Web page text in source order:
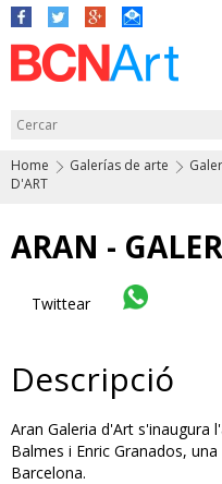
Home Galerías de arte
D'ART
ARAN -
Twittear
Descripció
Aran Galeria d'Art s'inaugura
Balmes i Enric Granados,
Barcelona.